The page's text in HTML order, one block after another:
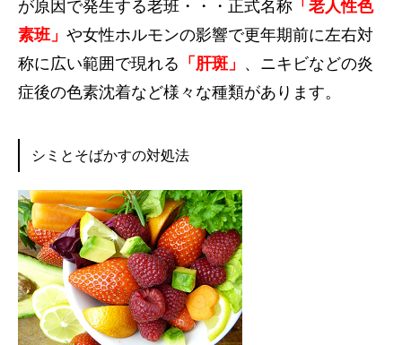
が原因で発生する老班・・・正式名称 「老人性色
素班」 や女性ホルモンの影響で更年期前に左右対
称に広い範囲で現れる 「肝斑」 、ニキビなどの炎
症後の色素沈着など様々な種類があります。
シミとそばかすの対処法